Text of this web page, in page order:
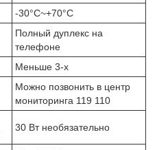
-30°C~+70°C
Полный дуплекс на
телефоне
Меньше 3-х
Можно позвонить в центр
мониторинга 119 110
30 Вт необязательно